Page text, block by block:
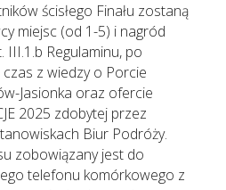
ścisłego Finału zostaną
miejsc (od 1-5) i nagród
III.1.b Regulaminu, po
z wiedzy o Porcie
Jasionka oraz ofercie
2025 zdobytej przez
Biur Podróży.
zobowiązany jest do
telefonu komórkowego z